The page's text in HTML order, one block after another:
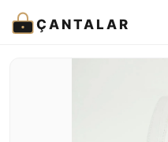
ÇANTALAR